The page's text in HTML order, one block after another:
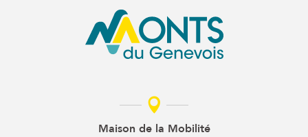
Maison de la Mobilité